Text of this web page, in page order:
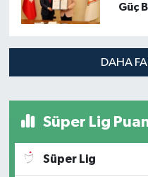
Güç
DAHA
Süper Lig
Süper Lig